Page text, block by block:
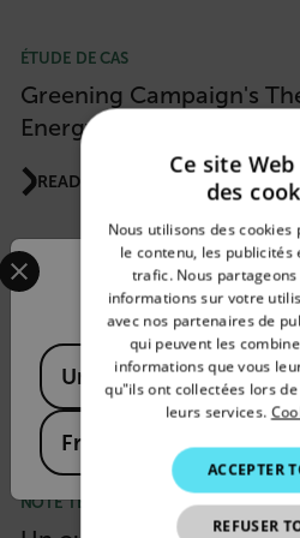
ÉTUDE DE CAS
Greening Campaign's
Energy-Efficient Homes
READ MORE
CHOISIR UNE CAMÉRA
Quelle est la caméra
idéale pour vous ?
READ MORE
NOTE TECHNIQUE
Confirm
Select your preferred country
Available Locations
United States
France
Ce site
des
Nous utilisons des
le contenu, les publicités
trafic. Nous
informations sur votre
avec nos partenaires de
qui peuvent les
informations que vous
qu"ils ont collectées lors
leurs services.
ACCEPTER
REFUSER